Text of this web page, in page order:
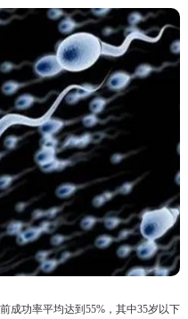
成功率平均达到55%，其中35岁以下